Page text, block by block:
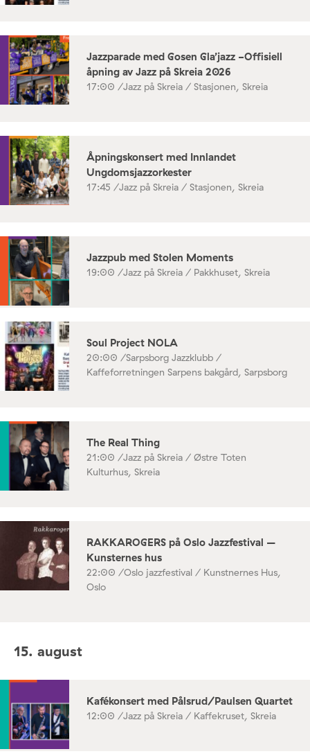
Jazzparade med Gosen Gla’jazz -Offisiell
åpning av Jazz på Skreia 2026
17:00 /Jazz på Skreia / Stasjonen, Skreia
Åpningskonsert med Innlandet
Ungdomsjazzorkester
17:45 /Jazz på Skreia / Stasjonen, Skreia
Jazzpub med Stolen Moments
19:00 /Jazz på Skreia / Pakkhuset, Skreia
Soul Project NOLA
20:00 /Sarpsborg Jazzklubb /
Kaffeforretningen Sarpens bakgård, Sarpsborg
The Real Thing
21:00 /Jazz på Skreia / Østre Toten
Kulturhus, Skreia
RAKKAROGERS på Oslo Jazzfestival –
Kunsternes hus
22:00 /Oslo jazzfestival / Kunstnernes Hus,
Oslo
15. august
Kafékonsert med Pålsrud/Paulsen Quartet
12:00 /Jazz på Skreia / Kaffekruset, Skreia